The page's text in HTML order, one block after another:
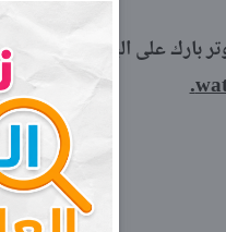
بارك على البريد الإلكتروني:
.